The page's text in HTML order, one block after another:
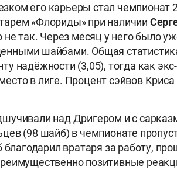
его карьеры стал чемпионат
«Флориды» при наличии
не так. Через месяц у него было
шайбами. Общая
надёжности (3,05), тогда как
в лиге. Процент сэйвов
над Дригером и с
(98 шайб) в чемпионате
благодарил вратаря за работу,
позитивные